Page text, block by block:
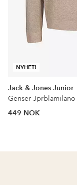
NYHET!
Jack & Jones Junior
Genser
449 NOK